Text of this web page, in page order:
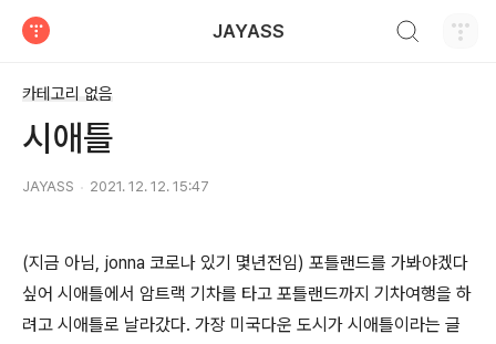
JAYASS
카테고리 없음
시애틀
JAYASS 2021. 12. 12. 15:47
(지금 아님, jonna 코로나 있기 몇년전임) 포틀랜드를 가봐야겠다
싶어 시애틀에서 암트랙 기차를 타고 포틀랜드까지 기차여행을 하
려고 시애틀로 날라갔다. 가장 미국다운 도시가 시애틀이라는 글